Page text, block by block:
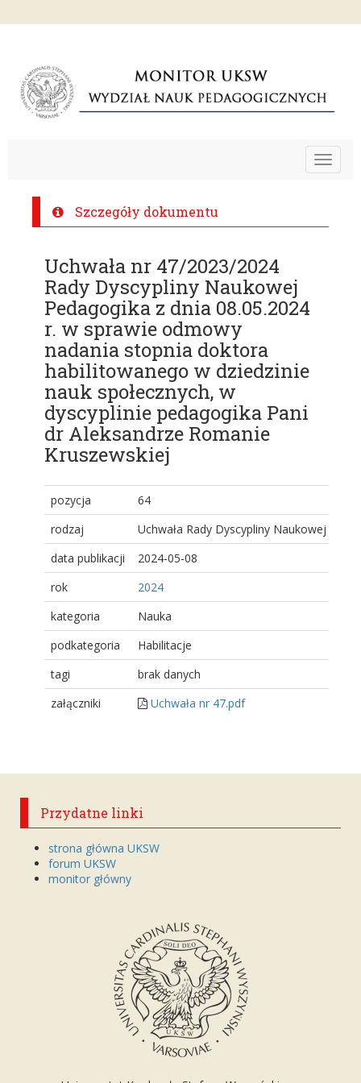
Toggle
Szczegóły dokumentu
Uchwała nr 47/2023/2024
Rady Dyscypliny Naukowej
Pedagogika z dnia 08.05.2024
r. w sprawie odmowy
nadania stopnia doktora
habilitowanego w dziedzinie
nauk społecznych, w
dyscyplinie pedagogika Pani
dr Aleksandrze Romanie
Kruszewskiej
pozycja
64
rodzaj
Uchwała Rady Dyscypliny Naukowej
data publikacji
2024-05-08
rok
2024
kategoria
Nauka
podkategoria
Habilitacje
tagi
brak danych
załączniki
Uchwała nr 47.pdf
Przydatne linki
strona główna UKSW
forum UKSW
monitor główny